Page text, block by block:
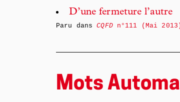
D’une fermeture l’autre
Paru dansCQFDn°111 (Mai
Mots